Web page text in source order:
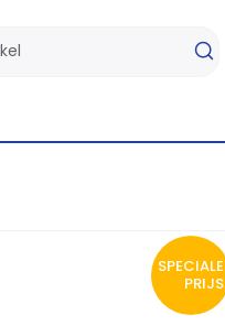
SPECIALE
PRIJS